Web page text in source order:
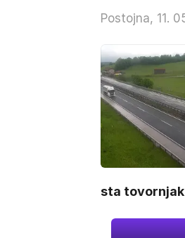
Postojna, 11.
sta